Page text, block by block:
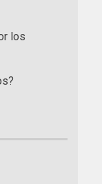
los